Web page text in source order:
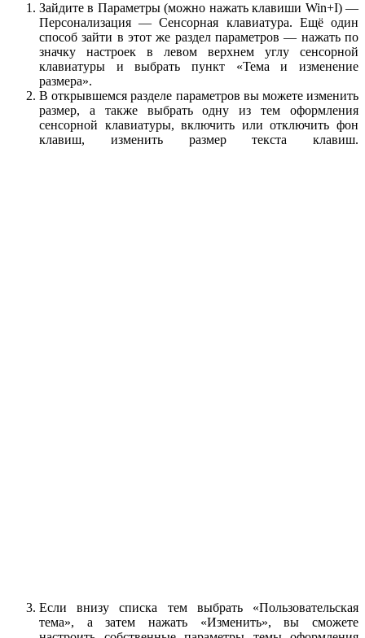
Зайдите в Параметры (можно нажать клавиши Win+I) —
Персонализация — Сенсорная клавиатура. Ещё один
способ зайти в этот же раздел параметров — нажать по
значку настроек в левом верхнем углу сенсорной
клавиатуры и выбрать пункт «Тема и изменение
размера».
В открывшемся разделе параметров вы можете изменить
размер, а также выбрать одну из тем оформления
сенсорной клавиатуры, включить или отключить фон
клавиш, изменить размер текста клавиш.
Если внизу списка тем выбрать «Пользовательская
тема», а затем нажать «Изменить», вы сможете